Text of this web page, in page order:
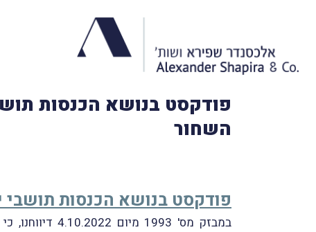
פודקסט בנושא הכנסות
השחור
פודקסט בנושא הכנסות
במבזק מס'